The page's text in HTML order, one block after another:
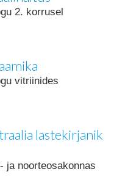
2. korrusel
vitriinides
lastekirjanik
ja noorteosakonnas